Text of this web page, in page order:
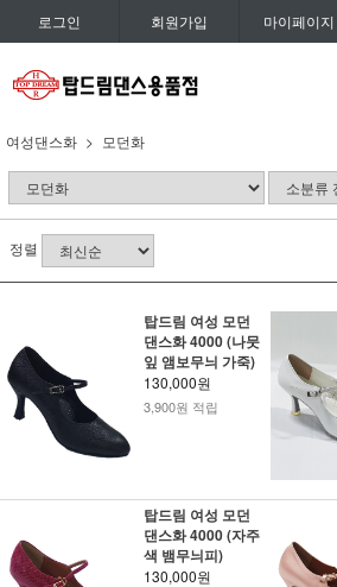
로그인 회원가입 마이페이지
여성댄스화 모던화
정렬
탑드림 여성 모던
댄스화 4000 (나뭇
잎 앰보무늬 가죽)
130,000원
3,900원 적립
탑드림 여성 모던
댄스화 4000 (자주
색 뱀무늬피)
130,000원